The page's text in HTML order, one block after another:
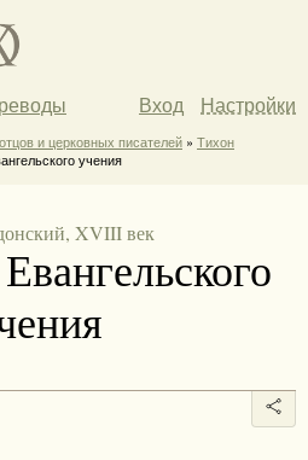
Вход Настройки
и церковных писателей » Тихон
учения
XVIII век